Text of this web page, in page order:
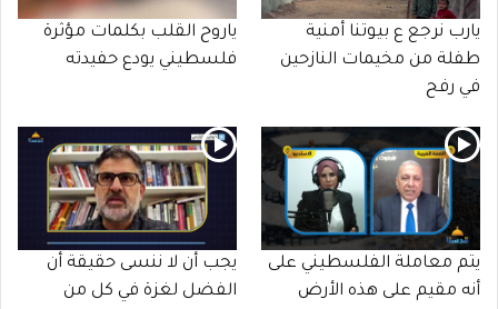
يارب نرجع ع بيوتنا أمنية
طفلة من مخيمات النازحين
في رفح
ياروح القلب بكلمات مؤثرة
فلسطيني يودع حفيدته
يتم معاملة الفلسطيني على
أنه مقيم على هذه الأرض
يجب أن لا ننسى حقيقة أن
الفضل لغزة في كل من